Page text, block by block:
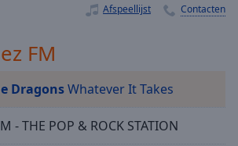
Afspeellijst Contacten
FM
DragonsWhatever It Takes
- THE POP & ROCK STATION